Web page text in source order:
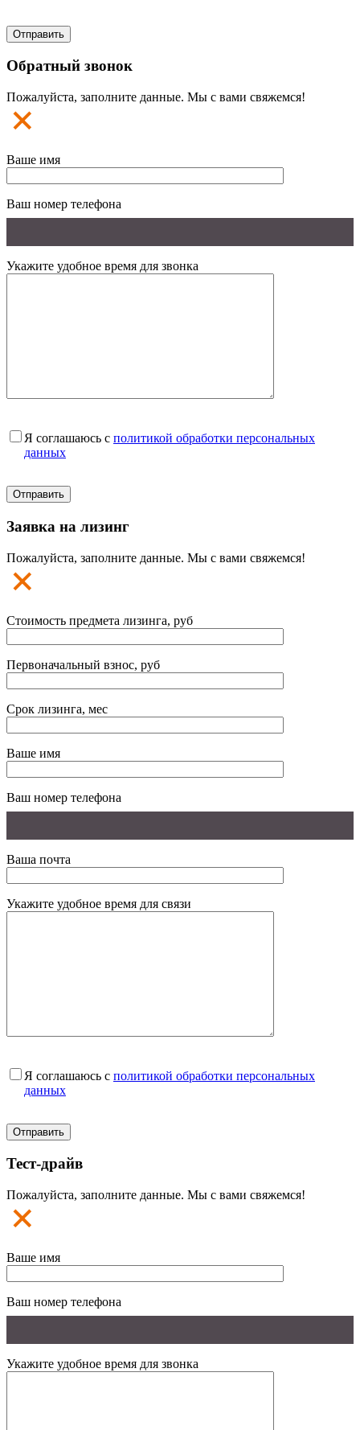
Обратный звонок
Пожалуйста, заполните данные. Мы с вами свяжемся!
Ваше имя
Ваш номер телефона
Укажите удобное время для звонка
Я соглашаюсь с политикой обработки персональных
данных
Заявка на лизинг
Пожалуйста, заполните данные. Мы с вами свяжемся!
Стоимость предмета лизинга, руб
Первоначальный взнос, руб
Срок лизинга, мес
Ваше имя
Ваш номер телефона
Ваша почта
Укажите удобное время для связи
Я соглашаюсь с политикой обработки персональных
данных
Тест-драйв
Пожалуйста, заполните данные. Мы с вами свяжемся!
Ваше имя
Ваш номер телефона
Укажите удобное время для звонка